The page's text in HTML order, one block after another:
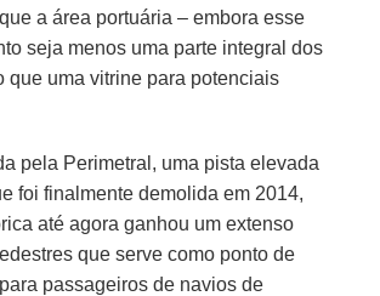
a área portuária – embora esse
seja menos uma parte integral dos
que uma vitrine para potenciais
pela Perimetral, uma pista elevada
foi finalmente demolida em 2014,
até agora ganhou um extenso
que serve como ponto de
passageiros de navios de